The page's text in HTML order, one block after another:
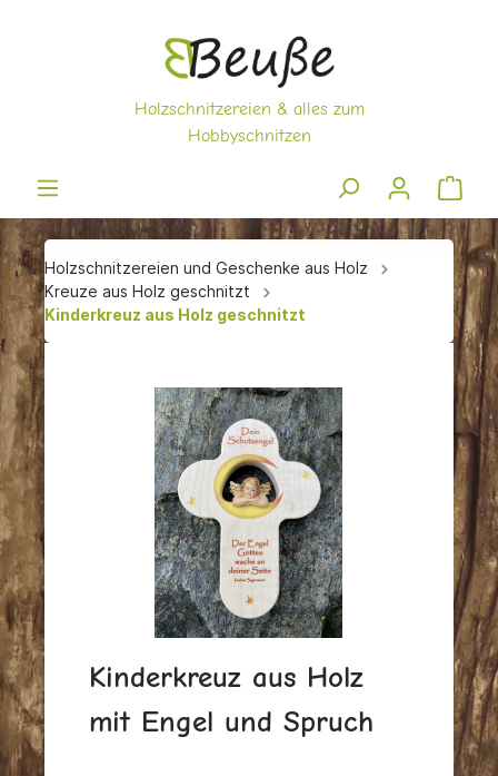
Holzschnitzereien und Geschenke aus Holz
Kreuze aus Holz geschnitzt
Kinderkreuz aus Holz geschnitzt
Kinderkreuz aus Holz
mit Engel und Spruch